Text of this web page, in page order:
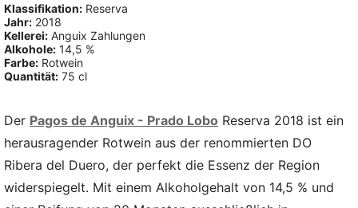
Klassifikation: Reserva
Jahr: 2018
Kellerei: Anguix Zahlungen
Alkohole: 14,5 %
Farbe: Rotwein
Quantität: 75 cl
Der Pagos de Anguix - Prado Lobo Reserva 2018 ist ein
herausragender Rotwein aus der renommierten DO
Ribera del Duero, der perfekt die Essenz der Region
widerspiegelt. Mit einem Alkoholgehalt von 14,5 % und